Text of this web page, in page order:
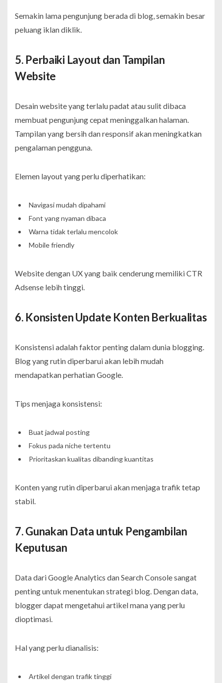
Semakin lama pengunjung berada di blog, semakin besar
peluang iklan diklik.
5. Perbaiki Layout dan Tampilan
Website
Desain website yang terlalu padat atau sulit dibaca
membuat pengunjung cepat meninggalkan halaman.
Tampilan yang bersih dan responsif akan meningkatkan
pengalaman pengguna.
Elemen layout yang perlu diperhatikan:
Navigasi mudah dipahami
Font yang nyaman dibaca
Warna tidak terlalu mencolok
Mobile friendly
Website dengan UX yang baik cenderung memiliki CTR
Adsense lebih tinggi.
6. Konsisten Update Konten Berkualitas
Konsistensi adalah faktor penting dalam dunia blogging.
Blog yang rutin diperbarui akan lebih mudah
mendapatkan perhatian Google.
Tips menjaga konsistensi:
Buat jadwal posting
Fokus pada niche tertentu
Prioritaskan kualitas dibanding kuantitas
Konten yang rutin diperbarui akan menjaga trafik tetap
stabil.
7. Gunakan Data untuk Pengambilan
Keputusan
Data dari Google Analytics dan Search Console sangat
penting untuk menentukan strategi blog. Dengan data,
blogger dapat mengetahui artikel mana yang perlu
dioptimasi.
Hal yang perlu dianalisis:
Artikel dengan trafik tinggi